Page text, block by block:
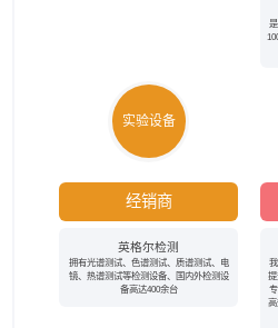
实验设备
经销商
英格尔检测
拥有光谱测试、色谱测试、质谱测试、电
镜、热谱测试等检测设备、国内外检测设
备高达400余台